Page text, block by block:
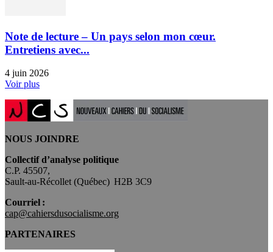
Note de lecture – Un pays selon mon cœur.
Entretiens avec...
4 juin 2026
Voir plus
NOUS JOINDRE
Collectif d’analyse politique
C.P. 45507,
Sault-au-Récollet (Québec) H2B 3C9
Courriel :
cap@cahiersdusocialisme.org
PARTENAIRES